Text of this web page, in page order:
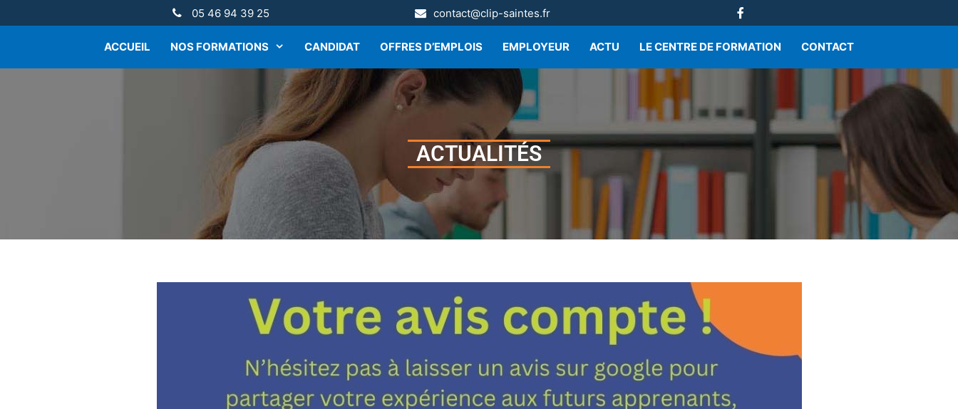
05 46 94 39 25 contact@clip-saintes.fr
ACCUEIL NOS FORMATIONS CANDIDAT OFFRES D’EMPLOIS EMPLOYEUR ACTU LE CENTRE DE FORMATION CONTACT
ACTUALITÉS